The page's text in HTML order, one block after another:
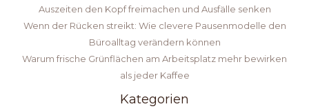
Auszeiten den Kopf freimachen und Ausfälle senken
Wenn der Rücken streikt: Wie clevere Pausenmodelle den
Büroalltag verändern können
Warum frische Grünflächen am Arbeitsplatz mehr bewirken
als jeder Kaffee
Kategorien